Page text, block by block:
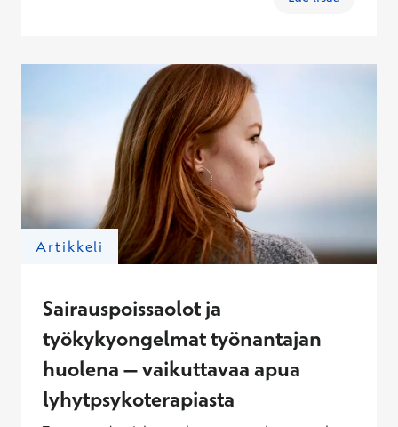
lääkärin arviota tilanteeseesi.&nbsp;
Artikkeli
Sairauspoissaolot ja
työkykyongelmat työnantajan
huolena – vaikuttavaa apua
lyhytpsykoterapiasta